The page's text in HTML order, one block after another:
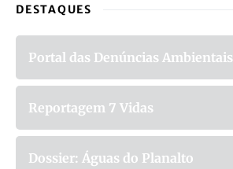
DESTAQUES
Portal das Denúncias Ambientais
Reportagem 7 Vidas
Dossier: Águas do Planalto